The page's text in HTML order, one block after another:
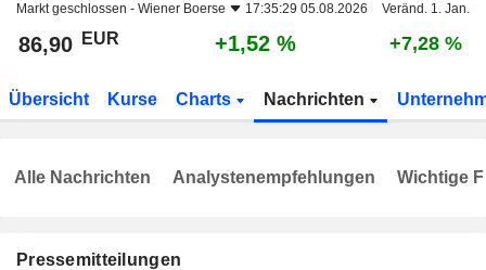
Markt geschlossen - Wiener Boerse 17:35:29 05.08.2026 Veränd. 1. Jan.
86,90 EUR +1,52 % +7,28 %
Übersicht Kurse Charts Nachrichten
Pressemitteilungen
Alle Nachrichten Analystenempfehlungen Wichtige